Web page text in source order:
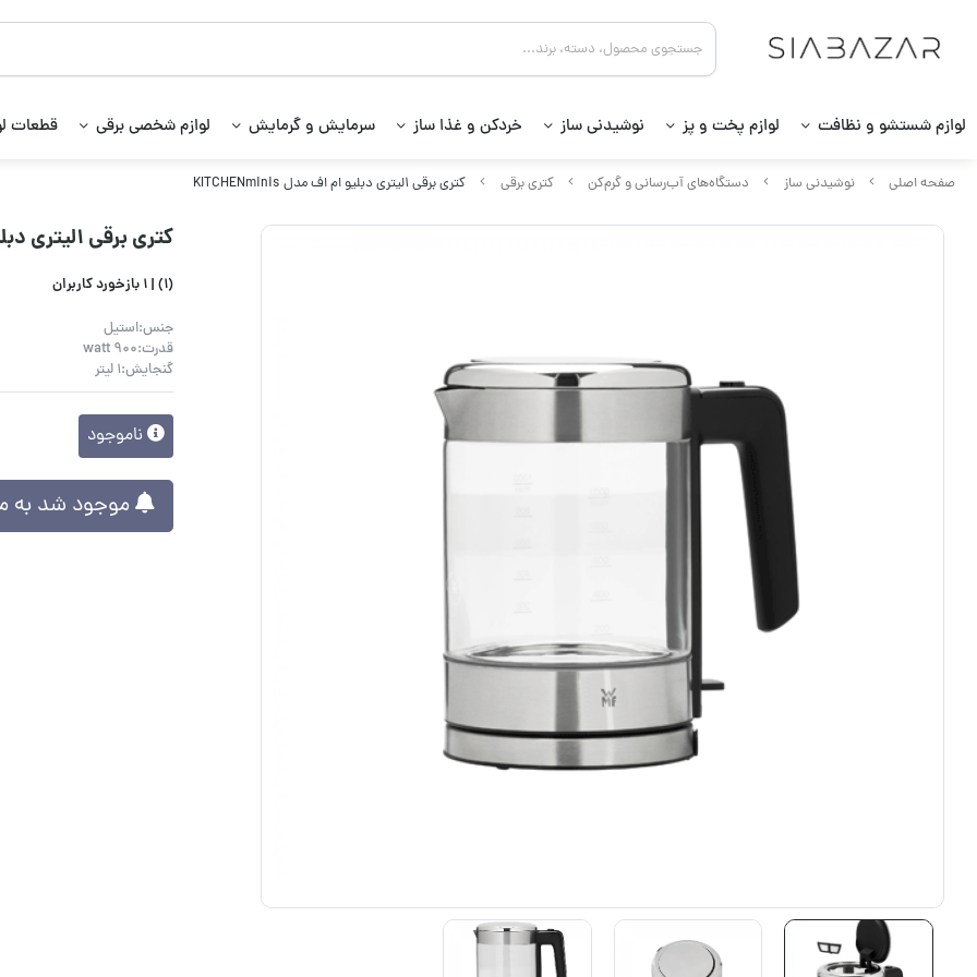
لوازم شستشو و نظافت لوازم پخت و پز نوشیدنی ساز خردکن و غذا ساز سرمایش و گرمایش لوازم شخصی برقی قطعات
صفحه اصلی نوشیدنی ساز دستگاه‌های آب‌رسانی و گرم‌کن کتری برقی کتری برقی 1لیتری دبلیو ام اف مدل KITCHENminis
کتری برقی 1لیتری دبلیو ام اف مدل KITCHENminis
(1) | 1 بازخورد کاربران
جنس:استیل
قدرت:900 watt
گنجایش:1 لیتر
ناموجود
موجود شد به